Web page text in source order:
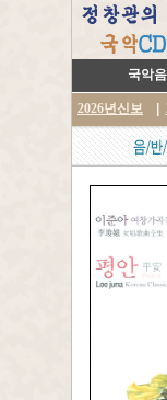
국악
2026년신보